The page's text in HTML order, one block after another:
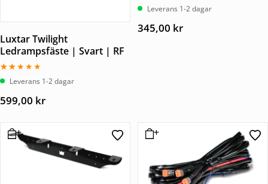
Luxtar Twilight
Ledrampsfäste | Svart | RF
Betygsatt
2.00
5
Leverans 1-2 dagar
599,00 kr
Leverans 1-2 dagar
345,00 kr